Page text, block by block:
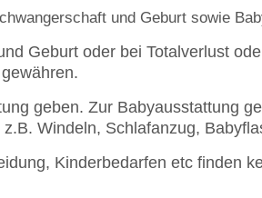
und Geburt sowie
Geburt oder bei Totalverlust
geben. Zur Babyausstattung
Windeln, Schlafanzug,
Kinderbedarfen etc finden